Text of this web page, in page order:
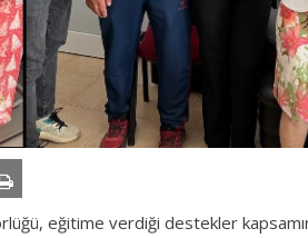
eğitime verdiği destekler